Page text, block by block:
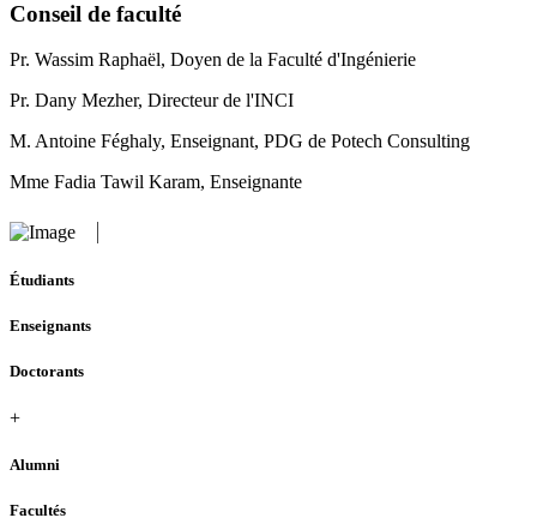
Conseil de faculté
Pr. Wassim Raphaël, Doyen de la Faculté d'Ingénierie
Pr. Dany Mezher, Directeur de l'INCI
M. Antoine Féghaly, Enseignant, PDG de Potech Consulting
Mme Fadia Tawil Karam, Enseignante
Étudiants
Enseignants
Doctorants
+
Alumni
Facultés